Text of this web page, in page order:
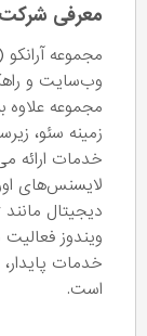
معرفی شرکت
وب‌سایت و
مجموعه علاوه
زمینه سئو،
خدمات ارائه
لایسنس‌های
ویندوز فعالیت
خدمات
است.